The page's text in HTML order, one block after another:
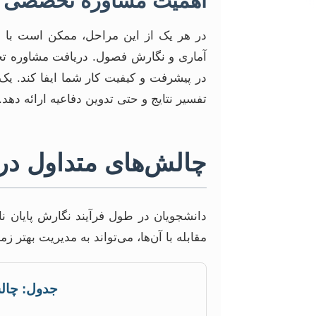
در هر یک از این مراحل، ممکن است با
آماری و نگارش فصول. دریافت مشاوره
در پیشرفت و کیفیت کار شما ایفا کند.
تفسیر نتایج و حتی تدوین دفاعیه ارائه
چالش‌های متداول
دانشجویان در طول فرآیند نگارش
مقابله با آن‌ها، می‌تواند به مدیریت
جدول: